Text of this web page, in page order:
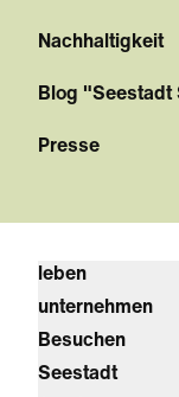
Nachhaltigkeit
Blog "Seestadt
Presse
leben
unternehmen
Besuchen
Seestadt